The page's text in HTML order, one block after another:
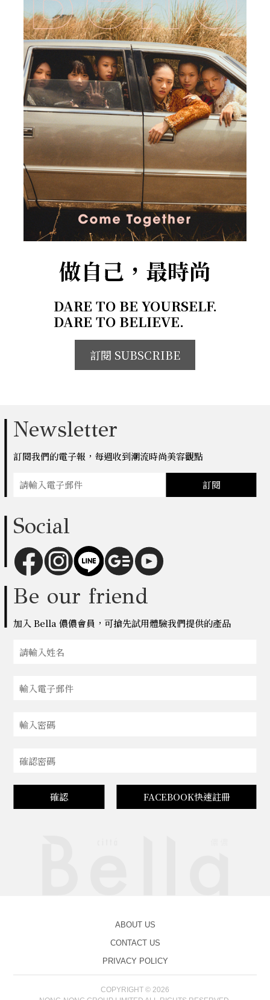
做自己，最時尚
DARE TO BE YOURSELF.
DARE TO BELIEVE.
訂閱 SUBSCRIBE
Newsletter
訂閱我們的電子報，每週收到潮流時尚美容觀點
訂閱
Social
Be our friend
加入 Bella 儂儂會員，可搶先試用體驗我們提供的產品
確認 FACEBOOK快速註冊
ABOUT US
CONTACT US
PRIVACY POLICY
COPYRIGHT © 2026